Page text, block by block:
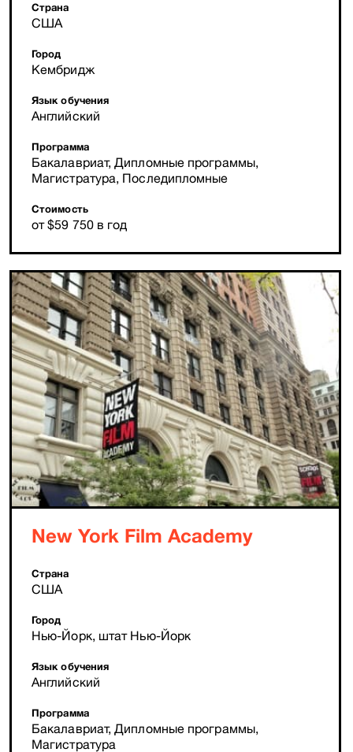
Страна
США
Город
Кембридж
Язык обучения
Английский
Программа
Бакалавриат, Дипломные программы,
Магистратура, Последипломные
Стоимость
от $59 750 в год
New York Film Academy
Страна
США
Город
Нью-Йорк, штат Нью-Йорк
Язык обучения
Английский
Программа
Бакалавриат, Дипломные программы,
Магистратура